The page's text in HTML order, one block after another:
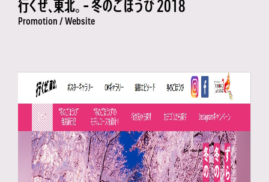
行くぜ、東北。 - 冬のごほうび 2018
Promotion / Website